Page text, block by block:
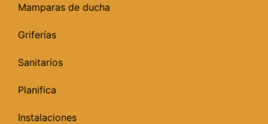
Mamparas de ducha
Griferías
Sanitarios
Planifica
Instalaciones